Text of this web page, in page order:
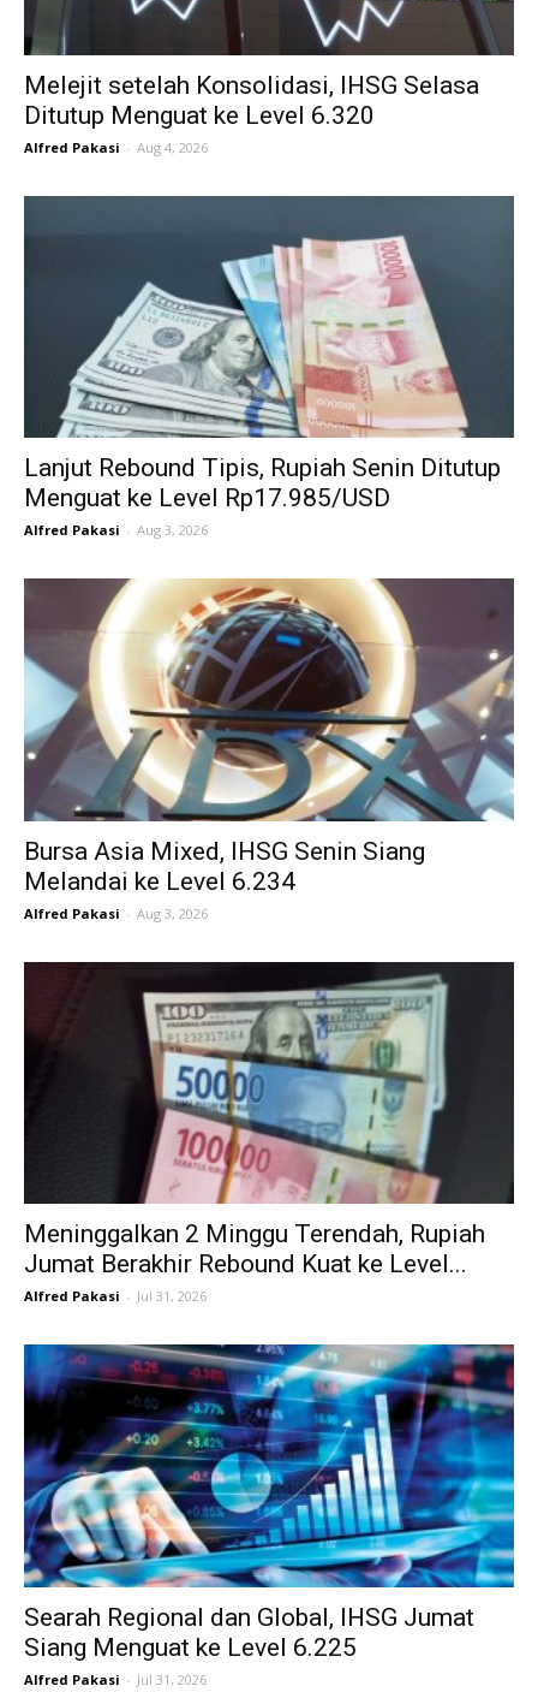
Melejit setelah Konsolidasi, IHSG Selasa
Ditutup Menguat ke Level 6.320
Alfred Pakasi - Aug 4, 2026
Lanjut Rebound Tipis, Rupiah Senin Ditutup
Menguat ke Level Rp17.985/USD
Alfred Pakasi - Aug 3, 2026
Bursa Asia Mixed, IHSG Senin Siang
Melandai ke Level 6.234
Alfred Pakasi - Aug 3, 2026
Meninggalkan 2 Minggu Terendah, Rupiah
Jumat Berakhir Rebound Kuat ke Level...
Alfred Pakasi - Jul 31, 2026
Searah Regional dan Global, IHSG Jumat
Siang Menguat ke Level 6.225
Alfred Pakasi - Jul 31, 2026